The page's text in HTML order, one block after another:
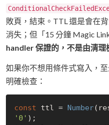
敗頁，結束。TTL 還是會在
消失；但「15 分鐘 Magic
handler 保證的，不是由清理
如果你不想用條件式寫入，
明確檢查：
const ttl = Number
'0'